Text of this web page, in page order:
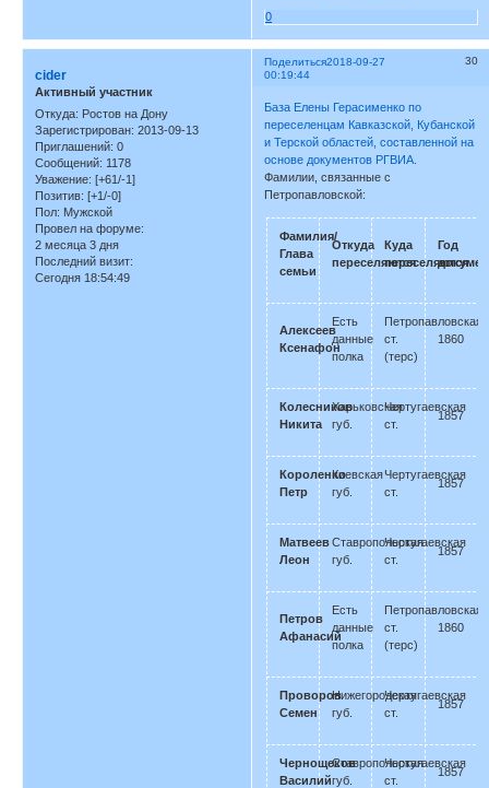
0
Поделиться 30
2018-09-27
00:19:44
cider
Активный участник
Откуда: Ростов на Дону
Зарегистрирован: 2013-09-13
Приглашений: 0
Сообщений: 1178
Уважение: [+61/-1]
Позитив: [+1/-0]
Пол: Мужской
Провел на форуме:
2 месяца 3 дня
Последний визит:
Сегодня 18:54:49
База Елены Герасименко по
переселенцам Кавказской, Кубанской
и Терской областей, составленной на
основе документов РГВИА.
Фамилии, связанные с
Петропавловской:
Фамилия/
Глава
семьи
Откуда
переселяются
Куда
переселяются
Год
Алексеев
Ксенафон
Есть
данные
полка
Петропавловская
ст.
(терс)
1860
Колесников
Никита
Харьковская
губ.
Чертугаевская
ст.
1857
Короленко
Петр
Киевская
губ.
Чертугаевская
ст.
1857
Матвеев
Леон
Ставропольская
губ.
Чертугаевская
ст.
1857
Петров
Афанасий
Есть
данные
полка
Петропавловская
ст.
(терс)
1860
Проворов
Семен
Нижегородская
губ.
Чертугаевская
ст.
1857
Чернощеков
Василий
Ставропольская
губ.
Чертугаевская
ст.
1857